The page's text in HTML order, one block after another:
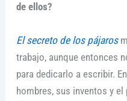
de ellos?
El secreto de los pájaros
trabajo, aunque entonces
para dedicarlo a escribir.
hombres, sus inventos y